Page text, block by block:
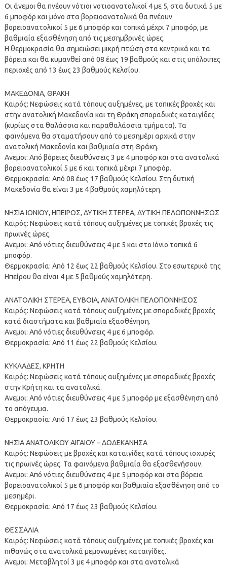
Οι άνεμοι θα πνέουν νότιοι νοτιοανατολικοί 4 με 5, στα δυτικά 5 με
6 μποφόρ και μόνο στα βορειοανατολικά θα πνέουν
βορειοανατολικοί 5 με 6 μποφόρ και τοπικά μέχρι 7 μποφόρ, με
βαθμιαία εξασθένηση από τις μεσημβρινές ώρες.
Η θερμοκρασία θα σημειώσει μικρή πτώση στα κεντρικά και τα
βόρεια και θα κυμανθεί από 08 έως 19 βαθμούς και στις υπόλοιπες
περιοχές από 13 έως 23 βαθμούς Κελσίου.
ΜΑΚΕΔΟΝΙΑ, ΘΡΑΚΗ
Καιρός: Νεφώσεις κατά τόπους αυξημένες, με τοπικές βροχές και
στην ανατολική Μακεδονία και τη Θράκη σποραδικές καταιγίδες
(κυρίως στα θαλάσσια και παραθαλάσσια τμήματα). Τα
φαινόμενα θα σταματήσουν από το μεσημέρι αρχικά στην
ανατολική Μακεδονία και βαθμιαία στη Θράκη.
Ανεμοι: Από βόρειες διευθύνσεις 3 με 4 μποφόρ και στα ανατολικά
βορειοανατολικοί 5 με 6 και τοπικά μέχρι 7 μποφόρ.
Θερμοκρασία: Από 08 έως 17 βαθμούς Κελσίου. Στη δυτική
Μακεδονία θα είναι 3 με 4 βαθμούς χαμηλότερη.
ΝΗΣΙΑ ΙΟΝΙΟΥ, ΗΠΕΙΡΟΣ, ΔΥΤΙΚΗ ΣΤΕΡΕΑ, ΔΥΤΙΚΗ ΠΕΛΟΠΟΝΝΗΣΟΣ
Καιρός: Νεφώσεις κατά τόπους αυξημένες με τοπικές βροχές τις
πρωινές ώρες.
Ανεμοι: Από νότιες διευθύνσεις 4 με 5 και στο Ιόνιο τοπικά 6
μποφόρ.
Θερμοκρασία: Από 12 έως 22 βαθμούς Κελσίου. Στο εσωτερικό της
Ηπείρου θα είναι 4 με 5 βαθμούς χαμηλότερη.
ΑΝΑΤΟΛΙΚΗ ΣΤΕΡΕΑ, ΕΥΒΟΙΑ, ΑΝΑΤΟΛΙΚΗ ΠΕΛΟΠΟΝΝΗΣΟΣ
Καιρός: Νεφώσεις κατά τόπους αυξημένες με σποραδικές βροχές
κατά διαστήματα και βαθμιαία εξασθένηση.
Ανεμοι: Από νότιες διευθύνσεις 4 με 6 μποφόρ.
Θερμοκρασία: Από 11 έως 22 βαθμούς Κελσίου.
ΚΥΚΛΑΔΕΣ, ΚΡΗΤΗ
Καιρός: Νεφώσεις κατά τόπους αυξημένες με σποραδικές βροχές
στην Κρήτη και τα ανατολικά.
Ανεμοι: Από νότιες διευθύνσεις 4 με 5 μποφόρ με εξασθένηση από
το απόγευμα.
Θερμοκρασία: Από 17 έως 23 βαθμούς Κελσίου.
ΝΗΣΙΑ ΑΝΑΤΟΛΙΚΟΥ ΑΙΓΑΙΟΥ – ΔΩΔΕΚΑΝΗΣΑ
Καιρός: Νεφώσεις με βροχές και καταιγίδες κατά τόπους ισχυρές
τις πρωινές ώρες. Τα φαινόμενα βαθμιαία θα εξασθενήσουν.
Ανεμοι: Από νότιες διευθύνσεις 4 με 5 μποφόρ και στα βόρεια
βορειοανατολικοί 5 με 6 μποφόρ και βαθμιαία εξασθένηση από το
μεσημέρι.
Θερμοκρασία: Από 17 έως 23 βαθμούς Κελσίου.
ΘΕΣΣΑΛΙΑ
Καιρός: Νεφώσεις κατά τόπους αυξημένες με τοπικές βροχές και
πιθανώς στα ανατολικά μεμονωμένες καταιγίδες.
Ανεμοι: Μεταβλητοί 3 με 4 μποφόρ και στα ανατολικά